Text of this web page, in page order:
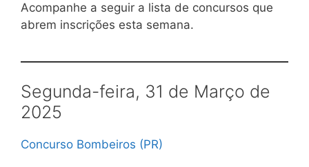
Acompanhe a seguir a lista de concursos que
abrem inscrições esta semana.
Segunda-feira, 31 de Março de
2025
Concurso Bombeiros (PR)